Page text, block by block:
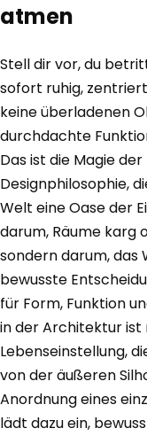
atmen
Stell dir vor, du
sofort ruhig,
keine überladenen
durchdachte
Das ist die Magie
Designphilosophie,
Welt eine Oase der
darum, Räume karg
sondern darum, das
bewusste
für Form, Funktion
in der Architektur ist
Lebenseinstellung,
von der äußeren
Anordnung eines
lädt dazu ein,